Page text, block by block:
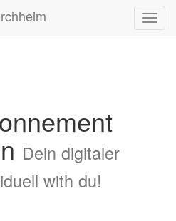
Dein digitaler
with du!